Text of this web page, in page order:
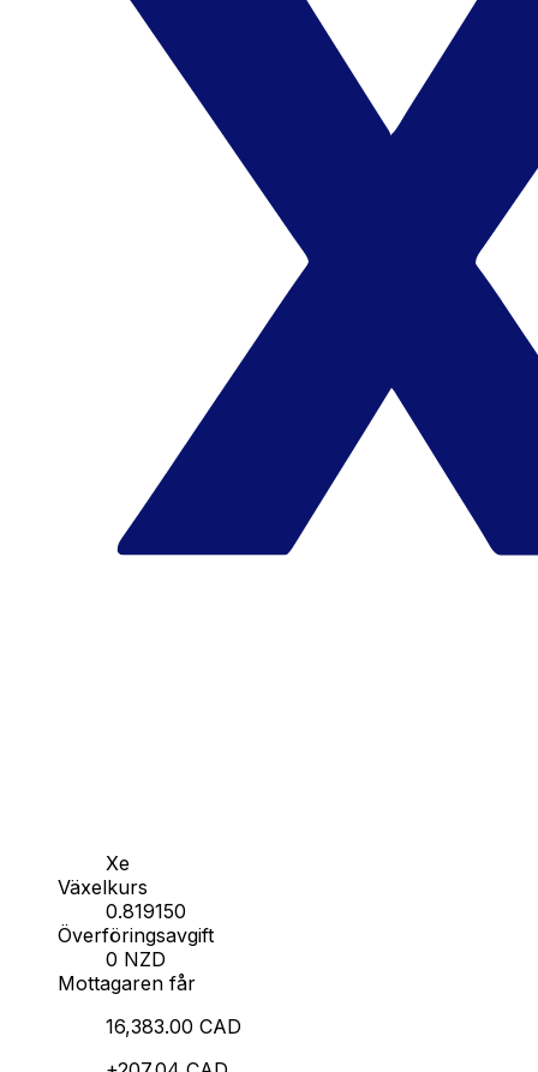
Xe
Växelkurs
0.819150
Överföringsavgift
0 NZD
Mottagaren får
16,383.00 CAD